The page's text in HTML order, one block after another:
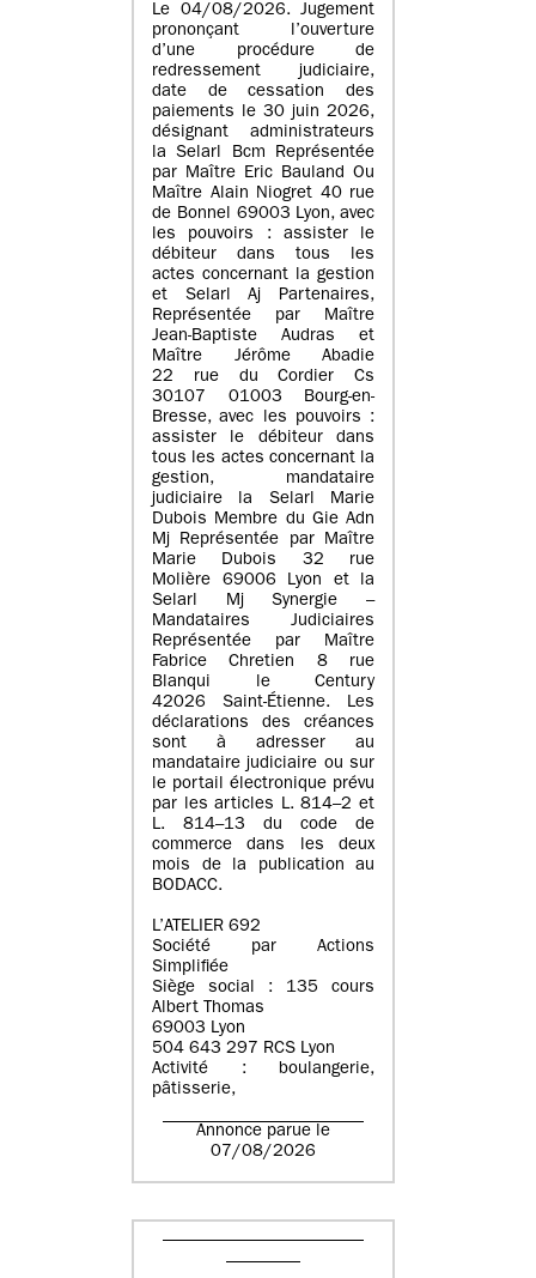
Le 04/08/2026. Jugement
prononçant l’ouverture
d’une procédure de
redressement judiciaire,
date de cessation des
paiements le 30 juin 2026,
désignant administrateurs
la Selarl Bcm Représentée
par Maître Eric Bauland Ou
Maître Alain Niogret 40 rue
de Bonnel 69003 Lyon, avec
les pouvoirs : assister le
débiteur dans tous les
actes concernant la gestion
et Selarl Aj Partenaires,
Représentée par Maître
Jean-Baptiste Audras et
Maître Jérôme Abadie
22 rue du Cordier Cs
30107 01003 Bourg-en-
Bresse, avec les pouvoirs :
assister le débiteur dans
tous les actes concernant la
gestion, mandataire
judiciaire la Selarl Marie
Dubois Membre du Gie Adn
Mj Représentée par Maître
Marie Dubois 32 rue
Molière 69006 Lyon et la
Selarl Mj Synergie –
Mandataires Judiciaires
Représentée par Maître
Fabrice Chretien 8 rue
Blanqui le Century
42026 Saint-Étienne. Les
déclarations des créances
sont à adresser au
mandataire judiciaire ou sur
le portail électronique prévu
par les articles L. 814–2 et
L. 814–13 du code de
commerce dans les deux
mois de la publication au
BODACC.
L’ATELIER 692
Société par Actions
Simplifiée
Siège social : 135 cours
Albert Thomas
69003 Lyon
504 643 297 RCS Lyon
Activité : boulangerie,
pâtisserie,
Annonce parue le
07/08/2026